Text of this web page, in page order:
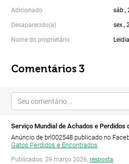
Adicionado sáb.,
Desaparecido(a) sex.,
Nome do proprietário
Comentários 3
Serviço Mundial de Achados e Perdidos
Anúncio de brl002548 publicado no
Gatos Perdidos e Encontrados
Publicados: 29 março 2026, resposta